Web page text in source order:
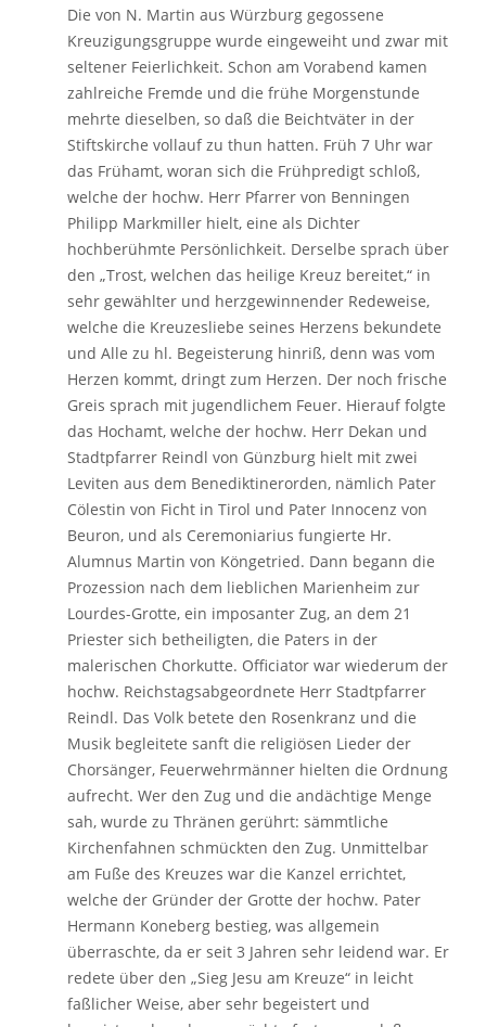
Die von N. Martin aus Würzburg gegossene
Kreuzigungsgruppe wurde eingeweiht und zwar mit
seltener Feierlichkeit. Schon am Vorabend kamen
zahlreiche Fremde und die frühe Morgenstunde
mehrte dieselben, so daß die Beichtväter in der
Stiftskirche vollauf zu thun hatten. Früh 7 Uhr war
das Frühamt, woran sich die Frühpredigt schloß,
welche der hochw. Herr Pfarrer von Benningen
Philipp Markmiller hielt, eine als Dichter
hochberühmte Persönlichkeit. Derselbe sprach über
den „Trost, welchen das heilige Kreuz bereitet,“ in
sehr gewählter und herzgewinnender Redeweise,
welche die Kreuzesliebe seines Herzens bekundete
und Alle zu hl. Begeisterung hinriß, denn was vom
Herzen kommt, dringt zum Herzen. Der noch frische
Greis sprach mit jugendlichem Feuer. Hierauf folgte
das Hochamt, welche der hochw. Herr Dekan und
Stadtpfarrer Reindl von Günzburg hielt mit zwei
Leviten aus dem Benediktinerorden, nämlich Pater
Cölestin von Ficht in Tirol und Pater Innocenz von
Beuron, und als Ceremoniarius fungierte Hr.
Alumnus Martin von Köngetried. Dann begann die
Prozession nach dem lieblichen Marienheim zur
Lourdes-Grotte, ein imposanter Zug, an dem 21
Priester sich betheiligten, die Paters in der
malerischen Chorkutte. Officiator war wiederum der
hochw. Reichstagsabgeordnete Herr Stadtpfarrer
Reindl. Das Volk betete den Rosenkranz und die
Musik begleitete sanft die religiösen Lieder der
Chorsänger, Feuerwehrmänner hielten die Ordnung
aufrecht. Wer den Zug und die andächtige Menge
sah, wurde zu Thränen gerührt: sämmtliche
Kirchenfahnen schmückten den Zug. Unmittelbar
am Fuße des Kreuzes war die Kanzel errichtet,
welche der Gründer der Grotte der hochw. Pater
Hermann Koneberg bestieg, was allgemein
überraschte, da er seit 3 Jahren sehr leidend war. Er
redete über den „Sieg Jesu am Kreuze“ in leicht
faßlicher Weise, aber sehr begeistert und